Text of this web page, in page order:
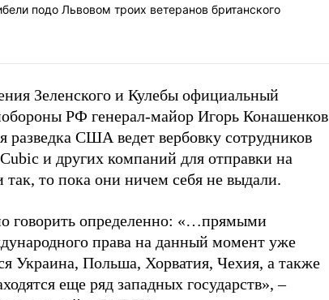
подо Львовом троих ветеранов британского
Зеленского и Кулебы официальный
РФ генерал-майор Игорь Конашенков
разведка США ведет вербовку сотрудников
и других компаний для отправки на
так, то пока они ничем себя не выдали.
говорить определенно: «…прямыми
права на данный момент уже
Украина, Польша, Хорватия, Чехия, а также
еще ряд западных государств», –